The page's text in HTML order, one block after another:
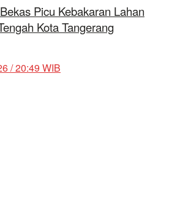
Picu Kebakaran Lahan
Kota Tangerang
/ 20:49 WIB